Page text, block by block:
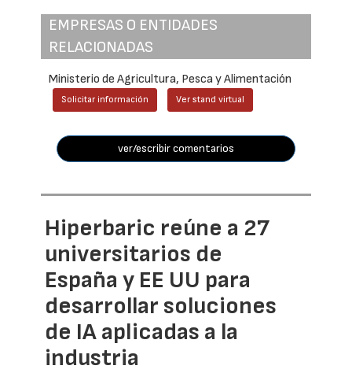
EMPRESAS O ENTIDADES
RELACIONADAS
Ministerio de Agricultura, Pesca y Alimentación
Solicitar información Ver stand virtual
ver/escribir comentarios
Hiperbaric reúne a 27
universitarios de
España y EE UU para
desarrollar soluciones
de IA aplicadas a la
industria